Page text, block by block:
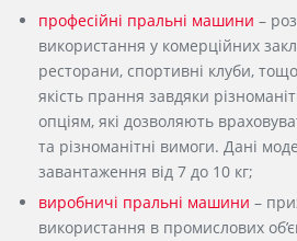
професійні пральні машини –
використання у комерційних
ресторани, спортивні клуби,
якість прання завдяки
опціям, які дозволяють
та різноманітні вимоги. Дані
завантаження від 7 до 10 кг;
виробничі пральні машини –
використання в промислових